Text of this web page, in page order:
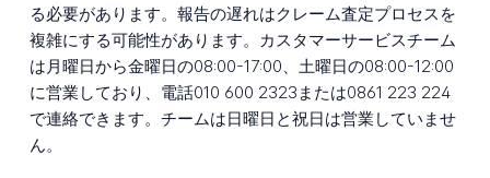
る必要があります。報告の遅れはクレーム査定プロセスを
複雑にする可能性があります。カスタマーサービスチーム
は月曜日から金曜日の08:00-17:00、土曜日の08:00-12:00
に営業しており、電話010 600 2323または0861 223 224
で連絡できます。チームは日曜日と祝日は営業していませ
ん。